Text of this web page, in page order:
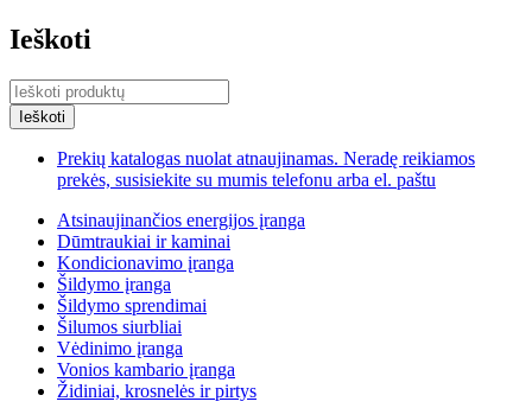
Ieškoti
Prekių katalogas nuolat atnaujinamas. Neradę reikiamos
prekės, susisiekite su mumis telefonu arba el. paštu
Atsinaujinančios energijos įranga
Dūmtraukiai ir kaminai
Kondicionavimo įranga
Šildymo įranga
Šildymo sprendimai
Šilumos siurbliai
Vėdinimo įranga
Vonios kambario įranga
Židiniai, krosnelės ir pirtys